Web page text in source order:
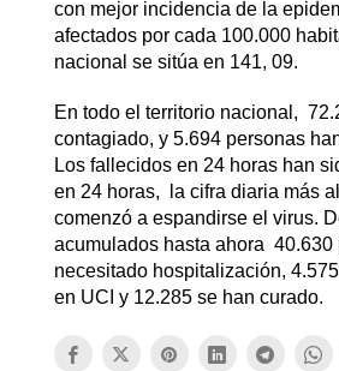
con mejor incidencia de la
afectados por cada 100.000
nacional se sitúa en 141, 09.
En todo el territorio nacional,
contagiado, y 5.694 personas
Los fallecidos en 24 horas han
en 24 horas, la cifra diaria más
comenzó a espandirse el virus.
acumulados hasta ahora 40.630
necesitado hospitalización,
en UCI y 12.285 se han curado.